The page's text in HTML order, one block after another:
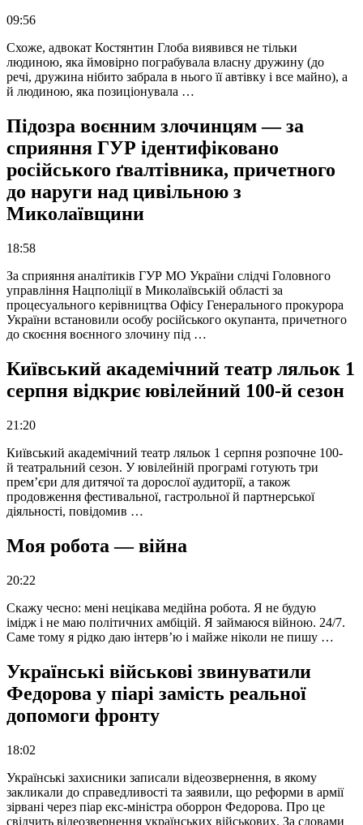
09:56
Схоже, адвокат Костянтин Глоба виявився не тільки
людиною, яка ймовірно пограбувала власну дружину (до
речі, дружина нібито забрала в нього її автівку і все майно), а
й людиною, яка позиціонувала …
Підозра воєнним злочинцям — за
сприяння ГУР ідентифіковано
російського ґвалтівника, причетного
до наруги над цивільною з
Миколаївщини
18:58
За сприяння аналітиків ГУР МО України слідчі Головного
управління Нацполіції в Миколаївській області за
процесуального керівництва Офісу Генерального прокурора
України встановили особу російського окупанта, причетного
до скоєння воєнного злочину під …
Київський академічний театр ляльок 1
серпня відкриє ювілейний 100-й сезон
21:20
Київський академічний театр ляльок 1 серпня розпочне 100-
й театральний сезон. У ювілейній програмі готують три
прем’єри для дитячої та дорослої аудиторії, а також
продовження фестивальної, гастрольної й партнерської
діяльності, повідомив …
Моя робота — війна
20:22
Скажу чесно: мені нецікава медійна робота. Я не будую
імідж і не маю політичних амбіцій. Я займаюся війною. 24/7.
Саме тому я рідко даю інтерв’ю і майже ніколи не пишу …
Українські військові звинуватили
Федорова у піарі замість реальної
допомоги фронту
18:02
Українські захисники записали відеозвернення, в якому
закликали до справедливості та заявили, що реформи в армії
зірвані через піар екс-міністра оборрон Федорова. Про це
свідчить відеозвернення українських військових. За словами